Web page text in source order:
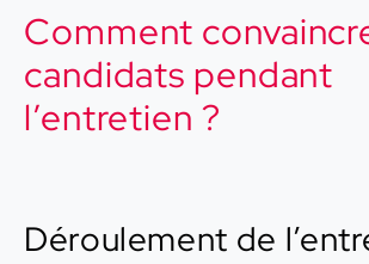
Comment
candidats pendant
l’entretien ?
Déroulement de